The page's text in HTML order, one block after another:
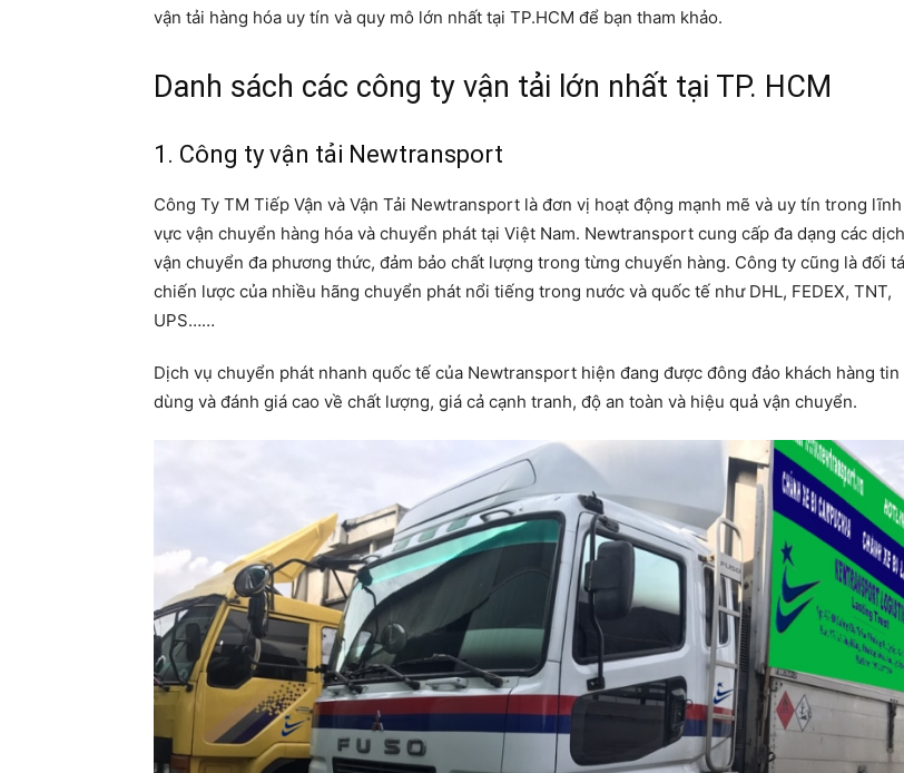
vận tải hàng hóa uy tín và quy mô lớn nhất tại TP.HCM để bạn tham khảo.
Danh sách các công ty vận tải lớn nhất tại TP. HCM
1. Công ty vận tải Newtransport
Công Ty TM Tiếp Vận và Vận Tải Newtransport là đơn vị hoạt động mạnh mẽ và uy tín trong lĩnh
vực vận chuyển hàng hóa và chuyển phát tại Việt Nam. Newtransport cung cấp đa dạng các
vận chuyển đa phương thức, đảm bảo chất lượng trong từng chuyến hàng. Công ty cũng là đối
chiến lược của nhiều hãng chuyển phát nổi tiếng trong nước và quốc tế như DHL, FEDEX, TNT,
UPS……
Dịch vụ chuyển phát nhanh quốc tế của Newtransport hiện đang được đông đảo khách hàng tin
dùng và đánh giá cao về chất lượng, giá cả cạnh tranh, độ an toàn và hiệu quả vận chuyển.